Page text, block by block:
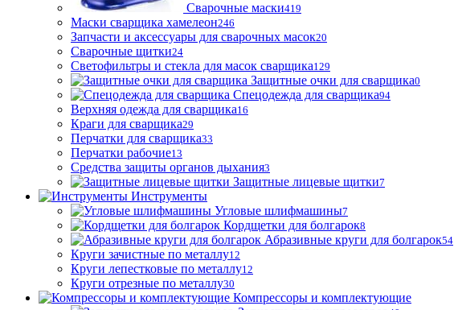
Сварочные маски419
Маски сварщика хамелеон246
Запчасти и аксессуары для сварочных масок20
Сварочные щитки24
Светофильтры и стекла для масок сварщика129
Защитные очки для сварщика0
Спецодежда для сварщика94
Верхняя одежда для сварщика16
Краги для сварщика29
Перчатки для сварщика33
Перчатки рабочие13
Средства защиты органов дыхания3
Защитные лицевые щитки7
Инструменты
Угловые шлифмашины7
Кордщетки для болгарок8
Абразивные круги для болгарок54
Круги зачистные по металлу12
Круги лепестковые по металлу12
Круги отрезные по металлу30
Компрессоры и комплектующие